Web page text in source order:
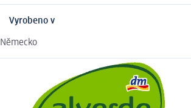
Vyrobeno v
Německo